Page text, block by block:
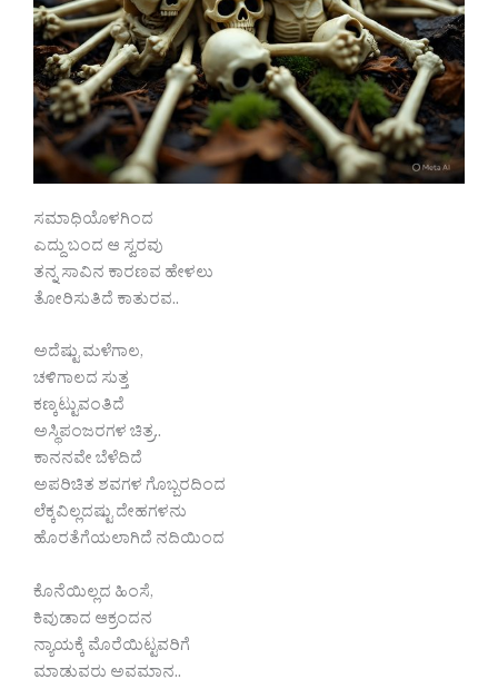
ಸಮಾಧಿಯೊಳಗಿಂದ
ಎದ್ದು ಬಂದ ಆ ಸ್ವರವು
ತನ್ನ ಸಾವಿನ ಕಾರಣವ ಹೇಳಲು
ತೋರಿಸುತಿದೆ ಕಾತುರವ..
ಅದೆಷ್ಟು ಮಳೆಗಾಲ,
ಚಳಿಗಾಲದ ಸುತ್ತ
ಕಣ್ಕಟ್ಟುವಂತಿದೆ
ಅಸ್ಥಿಪಂಜರಗಳ ಚಿತ್ರ..
ಕಾನನವೇ ಬೆಳೆದಿದೆ
ಅಪರಿಚಿತ ಶವಗಳ ಗೊಬ್ಬರದಿಂದ
ಲೆಕ್ಕವಿಲ್ಲದಷ್ಟು ದೇಹಗಳನು
ಹೊರತೆಗೆಯಲಾಗಿದೆ ನದಿಯಿಂದ
ಕೊನೆಯಿಲ್ಲದ ಹಿಂಸೆ,
ಕಿವುಡಾದ ಆಕ್ರಂದನ
ನ್ಯಾಯಕ್ಕೆ ಮೊರೆಯಿಟ್ಟವರಿಗೆ
ಮಾಡುವರು ಅವಮಾನ..